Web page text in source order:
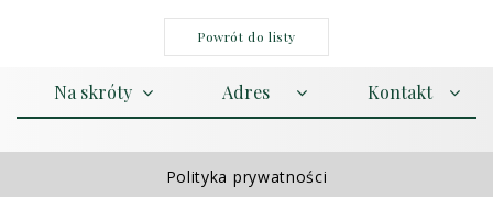
Powrót do listy
Na skróty Adres Kontakt
Polityka prywatności